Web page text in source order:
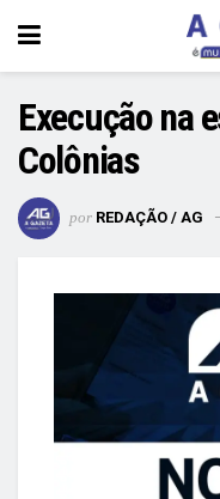
Execução na
Colônias
por REDAÇÃO / AG